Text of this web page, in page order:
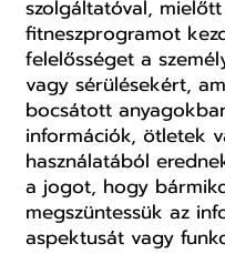
szolgáltatóval,
fitneszprogramot
felelősséget a
vagy sérülésekért,
bocsátott
információk, ötletek
használatából
a jogot, hogy
megszüntessük az
aspektusát vagy